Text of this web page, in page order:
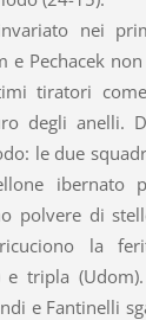
nei
e Pechacek
tiratori
degli anelli.
le due
ibernato
polvere di
la
e tripla
e Fantinelli